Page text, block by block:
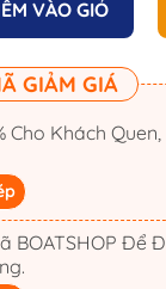
VÀO GIỎ
GIẢM GIÁ
Cho Khách
BOATSHOP Để